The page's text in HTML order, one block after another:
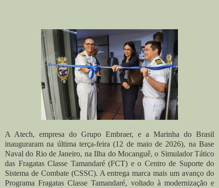
A Atech, empresa do Grupo Embraer, e a Marinha do Brasil
inauguraram na última terça-feira (12 de maio de 2026), na Base
Naval do Rio de Janeiro, na Ilha do Mocanguê, o Simulador Tático
das Fragatas Classe Tamandaré (FCT) e o Centro de Suporte do
Sistema de Combate (CSSC). A entrega marca mais um avanço do
Programa Fragatas Classe Tamandaré, voltado à modernização e